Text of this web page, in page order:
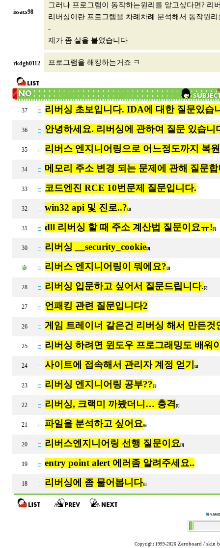
issacs98
그러나 프로그램이 동작하는원리를 알고싶다면? 리
리버싱이란 프로그램을 차례차례 분석해서 동작원
-
제가 좀 살을 붙였습니다
rkdgh0112 프로그램을 해킹하는거죠 ㅋ
37 리버싱 초보입니다. IDA에 대한 질문있습
36 안녕하세요. 리버싱에 관하여 질문 있습니
35 리버스 엔지니어링으로 어느정도까지 복
34 메모리 주소 변경 되는 문제에 관해 질문합
33 코드엔진 RCE 10번문제 질문입니다.
32 win32 api 및 진로..? [2]
31 dll 리버싱 할 때 주소 계산법 질문이요ㅠ! [3]
30 리버싱 __security_cookie[3]
리버스 엔지니어링이 뭐에요? [3]
28 리버싱 입문하고 싶어서 질문드립니다. [2]
27 언패킹 관련 질문입니다2
26 게임 트레이너 같은건 리버싱 해서 만든것
25 리버싱 하려면 윈도우 프로그래밍도 배워
24 사이트에 접속해서 관리자 계정 얻기 [2]
23 리버싱 엔지니어링 공부?? [3]
22 리버싱, 크랙미 까봤더니… 충격 [1]
21 파일을 분석하고 싶어요[6]
20 리버스엔지니어링 선행 질문이요[1]
19 entry point alert 에러좀 알려주세요..
18 리버싱에 좀 물어봅니다[1]
Copyright 1999-2026 Zeroboard / skin